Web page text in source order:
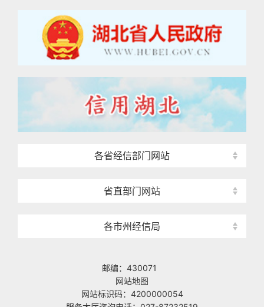
各省经信部门网站
省直部门网站
各市州经信局
邮编：430071
网站地图
网站标识码：4200000054